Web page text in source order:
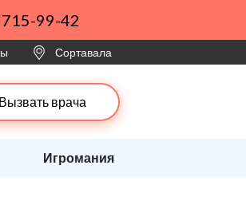
715-99-42
Сортавала
Вызвать врача
Игромания